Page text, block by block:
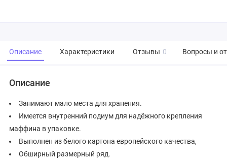
Описание Характеристики Отзывы 0 Вопросы и
Описание
Занимают мало места для хранения.
Имеется внутренний подиум для надёжного крепления
маффина в упаковке.
Выполнен из белого картона европейского качества,
Обширный размерный ряд.